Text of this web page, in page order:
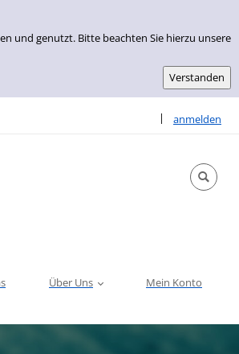
und genutzt. Bitte beachten Sie hierzu unsere
| anmelden
Sprache
Über Uns Mein Konto